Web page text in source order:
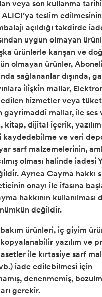
veya son kullanma
teslim
açıldığı takdirde
uygun olmayan
ürünlerle karışan ve
olmayan ürünler,
sağlananlar dışında,
ilişkin mallar,
hizmetler veya
gayrimaddi mallar, ile ses
kitap, dijital içerik, yazılım
kaydedebilme ve veri
sarf malzemelerinin,
olması halinde iadesi
Ayrıca Cayma hakkı
onayı ile ifasına
hakkının kullanılması
değildir.
ürünleri, iç giyim
yazılım ve
ile kırtasiye sarf
iade edilebilmesi için
denenmemiş,
gerekir.